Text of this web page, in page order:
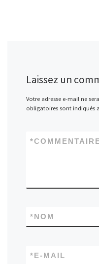
Laissez un
Votre adresse e-mail ne
obligatoires sont indiqués
*
NOM
*
E-MAIL
*